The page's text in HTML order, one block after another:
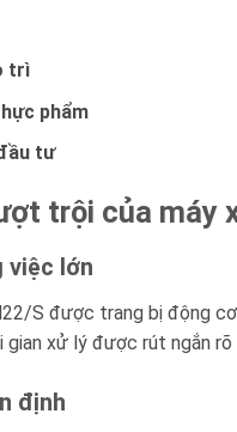
trì
phẩm
tư
trội của
việc lớn
S được trang bị động
xử lý được rút ngắn
định